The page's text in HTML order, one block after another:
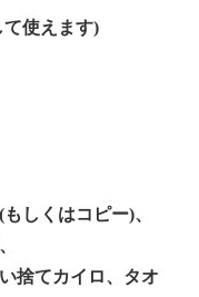
て使えます)
しくはコピー)、
捨てカイロ、タオ